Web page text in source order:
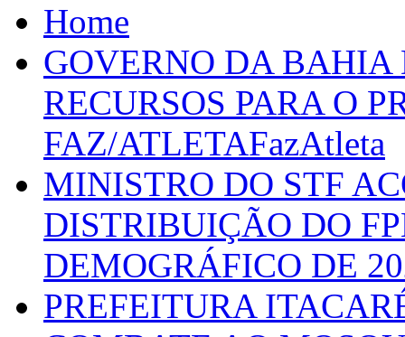
Home
GOVERNO DA
RECURSOS PARA O
FAZ/ATLETAFazAtleta
MINISTRO DO STF
DISTRIBUIÇÃO DO
DEMOGRÁFICO DE
PREFEITURA